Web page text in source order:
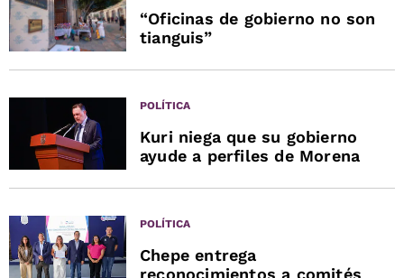
“Oficinas de gobierno no son
tianguis”
POLÍTICA
Kuri niega que su gobierno
ayude a perfiles de Morena
POLÍTICA
Chepe entrega
reconocimientos a comités